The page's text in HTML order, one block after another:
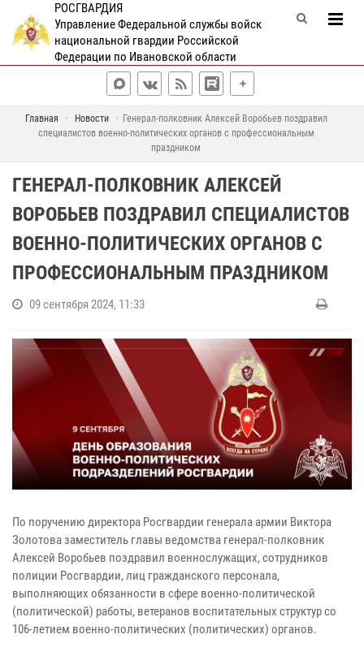
РОСГВАРДИЯ
Управление Федеральной службы войск
национальной гвардии Российской
Федерации по Ивановской области
Главная Новости
Генерал-полковник Алексей Воробьев поздравил
специалистов военно-политических органов с профессиональным
праздником
ГЕНЕРАЛ-ПОЛКОВНИК АЛЕКСЕЙ
ВОРОБЬЕВ ПОЗДРАВИЛ СПЕЦИАЛИСТОВ
ВОЕННО-ПОЛИТИЧЕСКИХ ОРГАНОВ С
ПРОФЕССИОНАЛЬНЫМ ПРАЗДНИКОМ
09 сентября 2024, 11:33
По поручению директора Росгвардии генерала армии Виктора
Золотова заместитель главы ведомства генерал-полковник
Алексей Воробьев поздравил военнослужащих, сотрудников
полиции Росгвардии, лиц гражданского персонала,
выполняющих обязанности в сфере военно-политической
(политической) работы, ветеранов воспитательных структур со
106-летием военно-политических (политических) органов.